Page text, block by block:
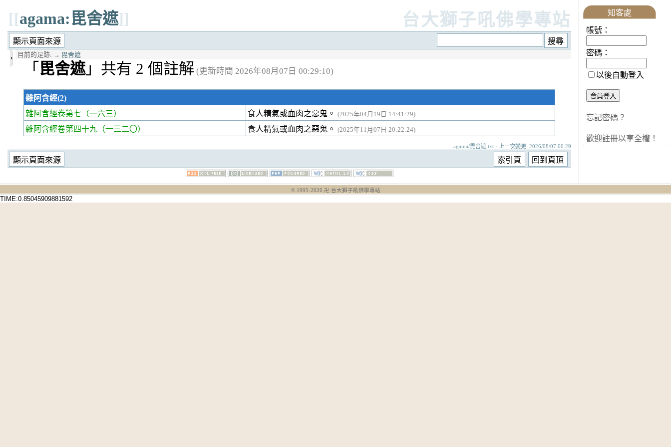
[[agama:毘舍遮]] 台大獅子吼佛學專站
目前的足跡: → 毘舍遮
「 毘舍遮」共有 2 個註解 (更新時間 2026年08月07日 00:29:10)
雜阿含經(2)
雜阿含經卷第七 （一六三） 食人精氣或血肉之惡鬼。 (2025年04月19日 14:41:29)
雜阿含經卷第四十九 （一三二〇） 食人精氣或血肉之惡鬼。 (2025年11月07日 20:22:24)
agama/毘舍遮.txt · 上一次變更: 2026/08/07 00:29
知客處
帳號：
密碼：
以後自動登入
忘記密碼？
歡迎註冊以享全權！
© 1995-2026 卍 台大獅子吼佛學專站
TIME:0.85045909881592